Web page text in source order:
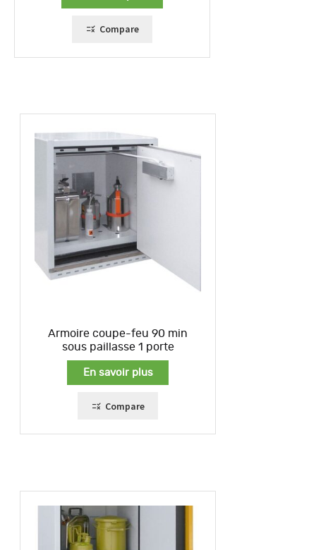
Compare
Armoire coupe-feu 90 min
sous paillasse 1 porte
En savoir plus
Compare